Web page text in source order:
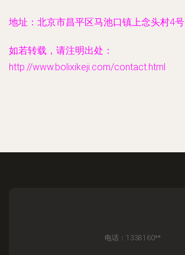
地址：北京市昌平区马池口镇上念头村4号
如若转载，请注明出处：
http://www.bolixikeji.com/contact.html
电话：1338160**